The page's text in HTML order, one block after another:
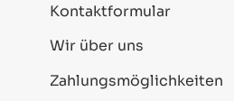
Kontaktformular
Wir über uns
Zahlungsmöglichkeiten